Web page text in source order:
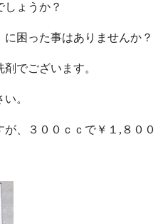
ょうか？
困った事はありませんか？
でございます。
。
、３００ｃｃで￥１,８０